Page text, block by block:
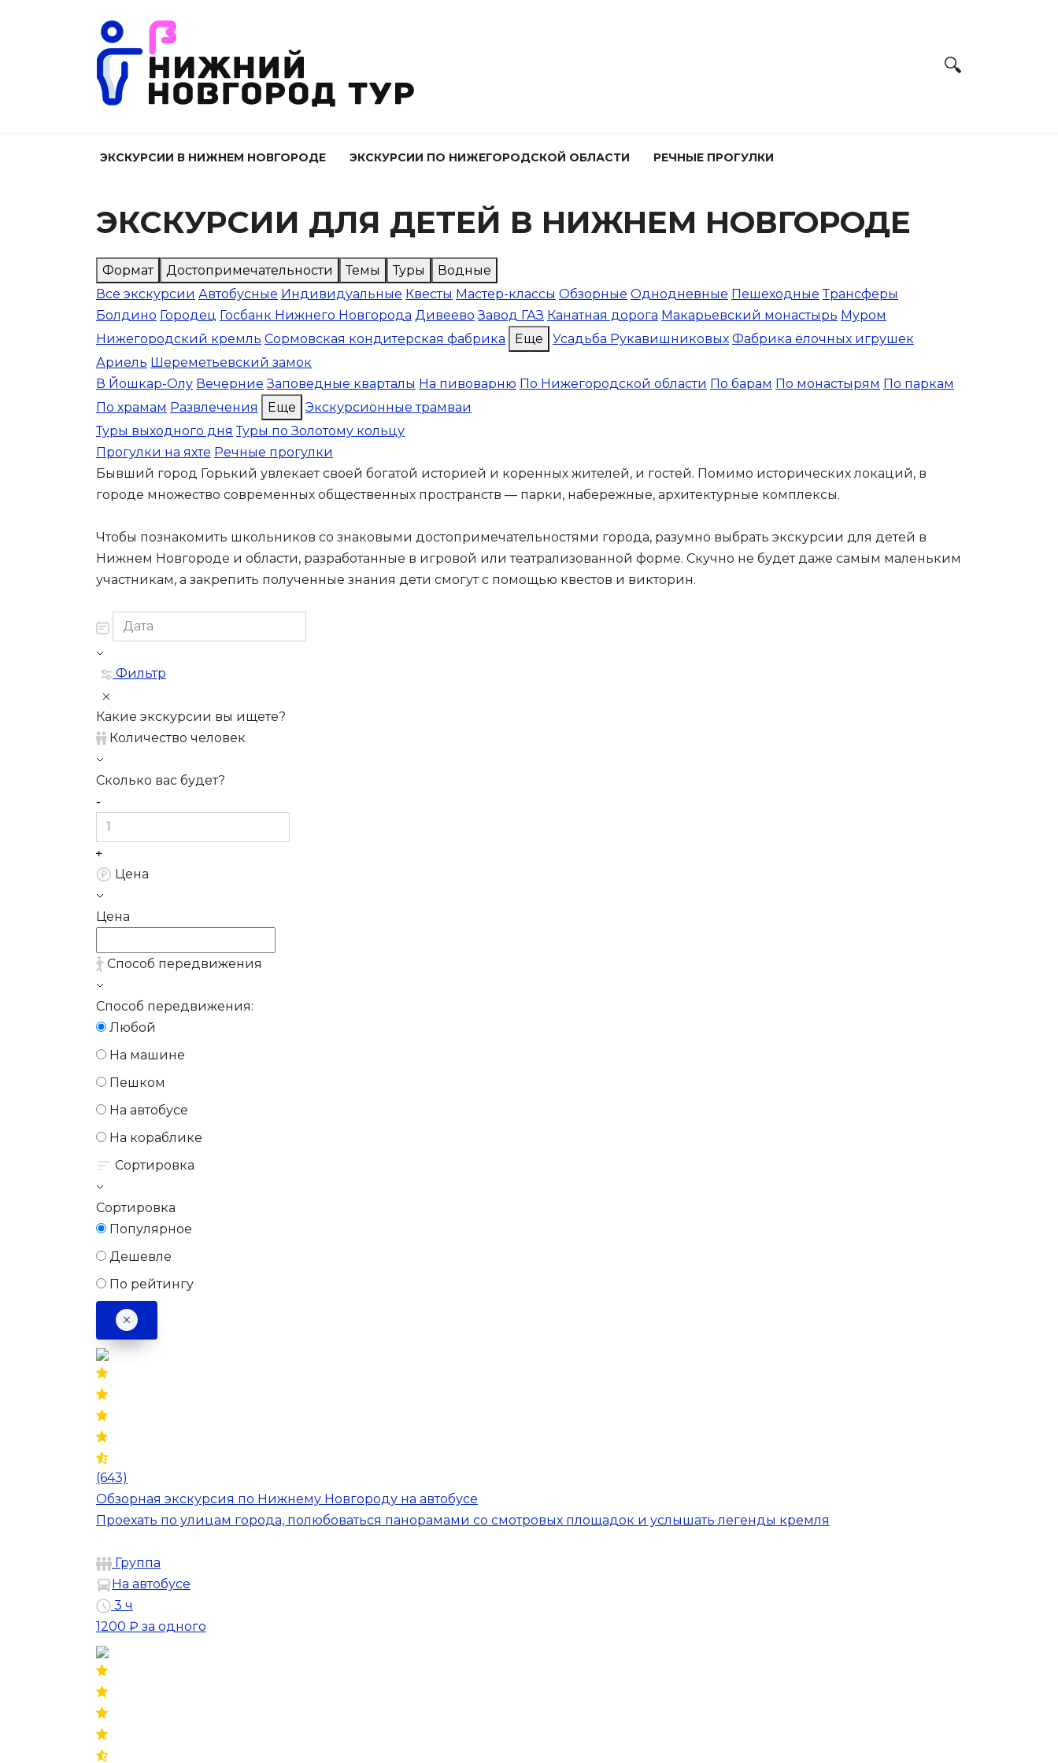
ЭКСКУРСИИ В НИЖНЕМ НОВГОРОДЕ ЭКСКУРСИИ ПО НИЖЕГОРОДСКОЙ ОБЛАСТИ РЕЧНЫЕ ПРОГУЛКИ
ЭКСКУРСИИ ДЛЯ ДЕТЕЙ В НИЖНЕМ НОВГОРОДЕ
Формат Достопримечательности Темы Туры
Водные
Все экскурсии Автобусные Индивидуальные Квесты Мастер-классы Обзорные Однодневные Пешеходные Трансферы
Болдино Городец Госбанк Нижнего Новгорода Дивеево Завод ГАЗ Канатная дорога Макарьевский монастырь Муром
Нижегородский кремль Сормовская кондитерская фабрика Еще Усадьба Рукавишниковых Фабрика ёлочных игрушек
Ариель Шереметьевский замок
В Йошкар-Олу Вечерние Заповедные кварталы На пивоварню По Нижегородской области По барам По монастырям По паркам
По храмам Развлечения Еще
Экскурсионные трамваи
Туры выходного дня Туры по Золотому кольцу
Прогулки на яхте Речные прогулки
Бывший город Горький увлекает своей богатой историей и коренных жителей, и гостей. Помимо исторических локаций, в
городе множество современных общественных пространств — парки, набережные, архитектурные комплексы.
Чтобы познакомить школьников со знаковыми достопримечательностями города, разумно выбрать экскурсии для детей в
Нижнем Новгороде и области, разработанные в игровой или театрализованной форме. Скучно не будет даже самым маленьким
участникам, а закрепить полученные знания дети смогут с помощью квестов и викторин.
Фильтр
Какие экскурсии вы ищете?
Количество человек
Сколько вас будет?
Цена
Цена
Способ передвижения
Способ передвижения:
Любой
На машине
Пешком
На автобусе
На кораблике
Сортировка
Сортировка
Популярное
Дешевле
По рейтингу
(643)
Обзорная экскурсия по Нижнему Новгороду на автобусе
Проехать по улицам города, полюбоваться панорамами со смотровых площадок и услышать легенды кремля
Группа
На автобусе
3 ч
1200 ₽ за одного